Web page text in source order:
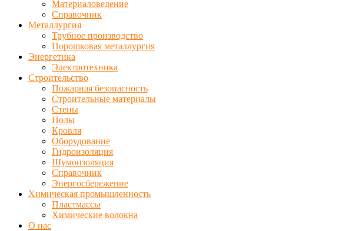
Материаловедение
Справочник
Металлургия
Трубное производство
Порошковая металлургия
Энергетика
Электротехника
Строительство
Пожарная безопасность
Строительные материалы
Стены
Полы
Кровля
Оборудование
Гидроизоляция
Шумоизоляция
Справочник
Энергосбережение
Химическая промышленность
Пластмассы
Химические волокна
О нас